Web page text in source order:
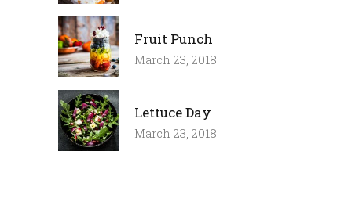
Fruit Punch
March 23, 2018
Lettuce Day
March 23, 2018